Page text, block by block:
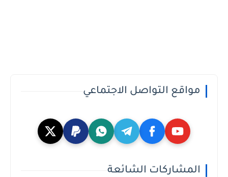
مواقع التواصل الاجتماعي
المشاركات الشائعة